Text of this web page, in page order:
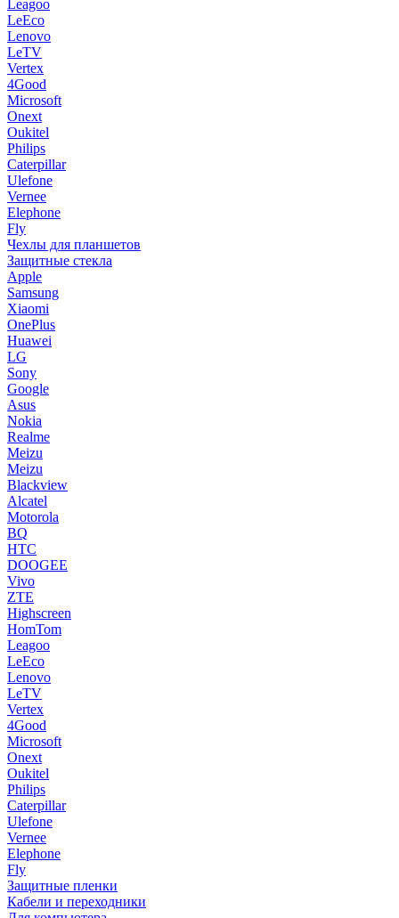
Leagoo
LeEco
Lenovo
LeTV
Vertex
4Good
Microsoft
Onext
Oukitel
Philips
Caterpillar
Ulefone
Vernee
Elephone
Fly
Чехлы для планшетов
Защитные стекла
Apple
Samsung
Xiaomi
OnePlus
Huawei
LG
Sony
Google
Asus
Nokia
Realme
Meizu
Meizu
Blackview
Alcatel
Motorola
BQ
HTC
DOOGEE
Vivo
ZTE
Highscreen
HomTom
Leagoo
LeEco
Lenovo
LeTV
Vertex
4Good
Microsoft
Onext
Oukitel
Philips
Caterpillar
Ulefone
Vernee
Elephone
Fly
Защитные пленки
Кабели и переходники